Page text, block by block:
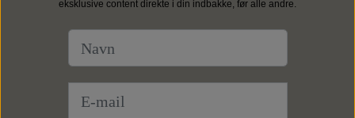
eksklusive content direkte i din indbakke, før alle andre.